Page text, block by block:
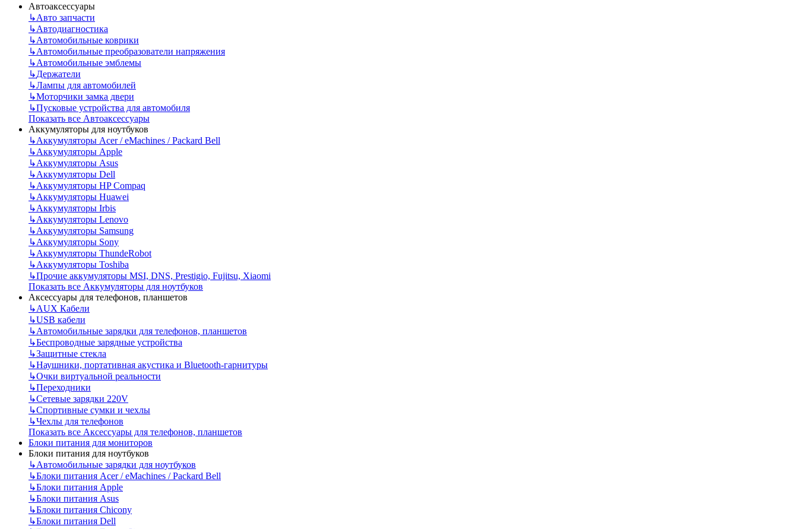
Автоаксессуары
↳Авто запчасти
↳Автодиагностика
↳Автомобильные коврики
↳Автомобильные преобразователи напряжения
↳Автомобильные эмблемы
↳Держатели
↳Лампы для автомобилей
↳Моторчики замка двери
↳Пусковые устройства для автомобиля
Показать все Автоаксессуары
Аккумуляторы для ноутбуков
↳Аккумуляторы Acer / eMachines / Packard Bell
↳Аккумуляторы Apple
↳Аккумуляторы Asus
↳Аккумуляторы Dell
↳Аккумуляторы HP Compaq
↳Аккумуляторы Huawei
↳Аккумуляторы Irbis
↳Аккумуляторы Lenovo
↳Аккумуляторы Samsung
↳Аккумуляторы Sony
↳Аккумуляторы ThundeRobot
↳Аккумуляторы Toshiba
↳Прочие аккумуляторы MSI, DNS, Prestigio, Fujitsu, Xiaomi
Показать все Аккумуляторы для ноутбуков
Аксессуары для телефонов, планшетов
↳AUX Кабели
↳USB кабели
↳Автомобильные зарядки для телефонов, планшетов
↳Беспроводные зарядные устройства
↳Защитные стекла
↳Наушники, портативная акустика и Bluetooth-гарнитуры
↳Очки виртуальной реальности
↳Переходники
↳Сетевые зарядки 220V
↳Спортивные сумки и чехлы
↳Чехлы для телефонов
Показать все Аксессуары для телефонов, планшетов
Блоки питания для мониторов
Блоки питания для ноутбуков
↳Автомобильные зарядки для ноутбуков
↳Блоки питания Acer / eMachines / Packard Bell
↳Блоки питания Apple
↳Блоки питания Asus
↳Блоки питания Chicony
↳Блоки питания Dell